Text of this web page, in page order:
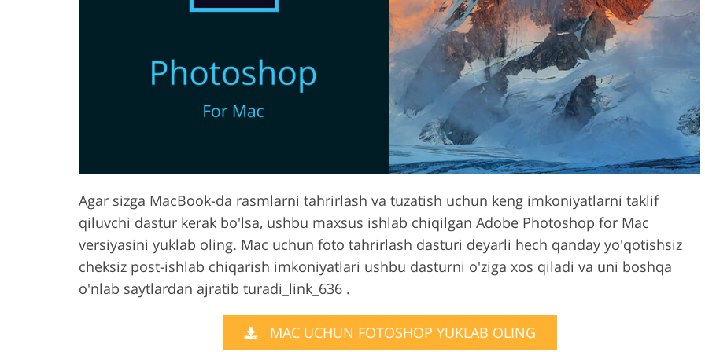
Jewellery Photo Editing AI Training Data Video Editing
Agar sizga MacBook-da rasmlarni tahrirlash va tuzatish uchun keng imkoniyatlarni taklif
qiluvchi dastur kerak bo'lsa, ushbu maxsus ishlab chiqilgan Adobe Photoshop for Mac
versiyasini yuklab oling. Mac uchun foto tahrirlash dasturi deyarli hech qanday yo'qotishsiz
cheksiz post-ishlab chiqarish imkoniyatlari ushbu dasturni o'ziga xos qiladi va uni boshqa
o'nlab saytlardan ajratib turadi_link_636 .
MAC UCHUN FOTOSHOP YUKLAB OLING